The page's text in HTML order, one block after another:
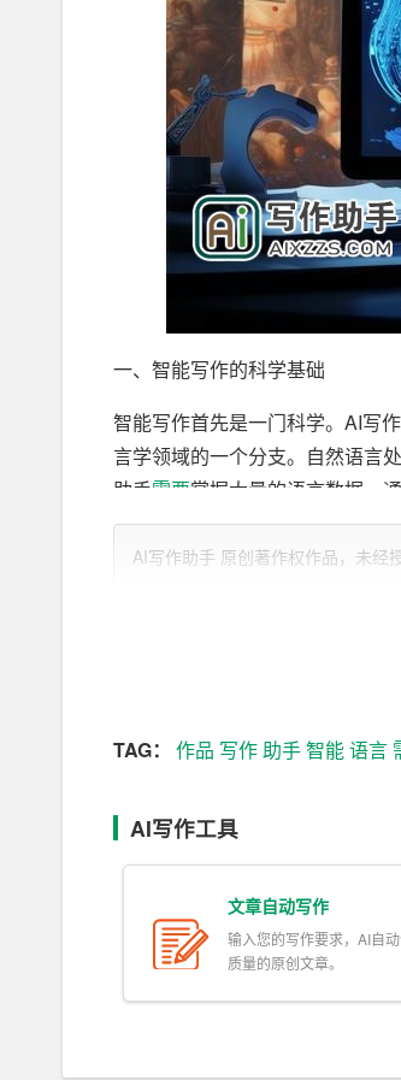
一、智能写作的科学基础
智能写作首先是一门科学。AI写
言学领域的一个分支。自然语言
助手需要掌握大量的语言数据，
在智能写作的过程中，AI写作助
外，AI写作助手还需要具备一定
写作助手还要遵循一定的语言规
1. 语言表达：AI写作助手需要运
3. 创新思维：艺术作品往往具
自己独特的写作风格。
AI写作助手 原创著作权作品，未经
TAG： 作品 写作助手智能语言
AI写作工具
文章自动写作
输入您的写作要求，AI自
质量的原创文章。